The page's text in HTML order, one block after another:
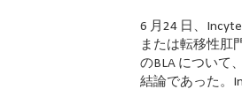
6 月24 日、
または転移性肛
のBLA について
結論であった。